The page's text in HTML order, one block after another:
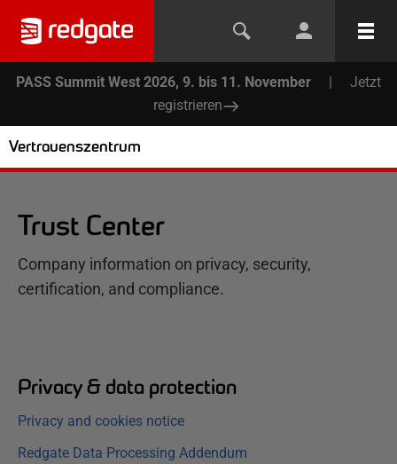
PASS Summit West 2026, 9. bis 11. November |
Jetzt
registrieren
Vertrauenszentrum
Trust Center
Company information on privacy, security,
certification, and compliance.
Privacy & data protection
Privacy and cookies notice
Redgate Data Processing Addendum